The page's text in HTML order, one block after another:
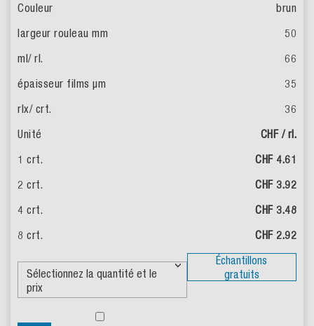
brun
50
66
35
36
CHF / rl.
CHF 4.61
CHF 3.92
CHF 3.48
CHF 2.92
Échantillons
gratuits